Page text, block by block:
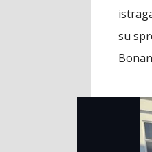
su